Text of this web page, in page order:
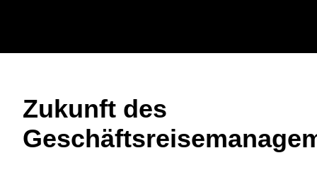
Canada (English)
EUROPE
United Kingdom (English)
ASIA PACIFIC
Zukunft des